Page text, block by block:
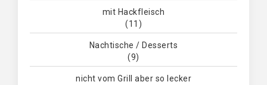
mit Hackfleisch
(11)
Nachtische / Desserts
(9)
nicht vom Grill aber so lecker